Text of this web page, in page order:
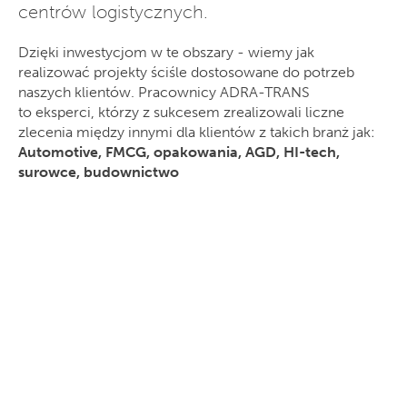
centrów logistycznych.
Dzięki inwestycjom w te obszary - wiemy jak
realizować projekty ściśle dostosowane do potrzeb
naszych klientów. Pracownicy ADRA-TRANS
to eksperci, którzy z sukcesem zrealizowali liczne
zlecenia między innymi dla klientów z takich branż jak:
Automotive, FMCG, opakowania, AGD, HI-tech,
surowce, budownictwo